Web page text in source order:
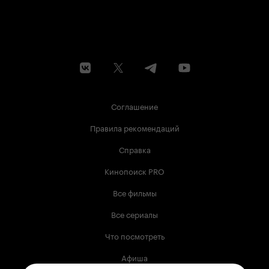
Соглашение
Правила рекомендаций
Справка
Кинопоиск PRO
Все фильмы
Все сериалы
Что посмотреть
Афиша